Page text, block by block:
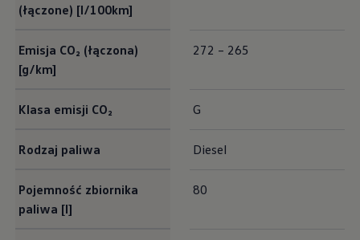
(łączone) [l/100km]
Emisja CO₂ (łączona)
[g/km]
272 – 265
Klasa emisji CO₂ G
Rodzaj paliwa Diesel
Pojemność zbiornika
paliwa [l]
80